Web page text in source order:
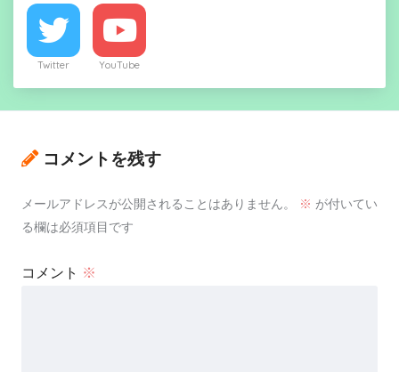
Twitter YouTube
コメントを残す
メールアドレスが公開されることはありません。 ※ が付いてい
る欄は必須項目です
コメント ※